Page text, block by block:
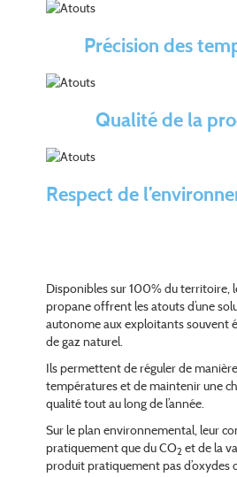
Précision des
Qualité de la
Respect de
Disponibles sur 100% du territoire,
propane offrent les atouts d’une
autonome aux exploitants souvent
de gaz naturel.
Ils permettent de réguler de
températures et de maintenir une
qualité tout au long de l’année.
Sur le plan environnemental, leur
pratiquement que du CO2 et de la
produit pratiquement pas d’oxydes